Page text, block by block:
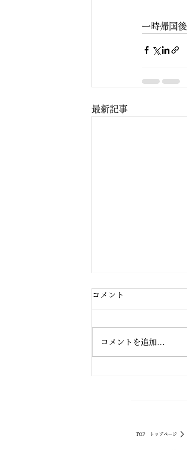
一時帰国
最新記事
【カンボジアから
ス「一時帰国.com
ジアからの長期滞
コメント
コメントを追加…
TOP トップページ